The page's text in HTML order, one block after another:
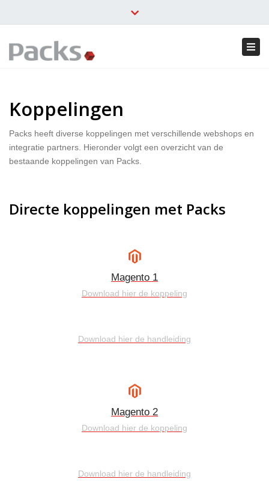
Close
Koppelingen
Packs heeft diverse koppelingen met verschillende webshops en
integratie partners. Hieronder volgt een overzicht van de
bestaande koppelingen van Packs.
Directe koppelingen met Packs
Magento 1
Download hier de koppeling
Download hier de handleiding
Magento 2
Download hier de koppeling
Download hier de handleiding